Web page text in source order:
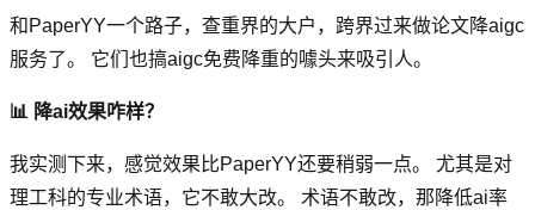
和PaperYY一个路子，查重界的大户，跨界过来做论文降aigc
服务了。 它们也搞aigc免费降重的噱头来吸引人。
📊 降ai效果咋样？
我实测下来，感觉效果比PaperYY还要稍弱一点。 尤其是对
理工科的专业术语，它不敢大改。 术语不敢改，那降低ai率